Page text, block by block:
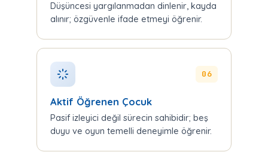
Düşüncesi yargılanmadan dinlenir, kayda
alınır; özgüvenle ifade etmeyi öğrenir.
06
Aktif Öğrenen Çocuk
Pasif izleyici değil sürecin sahibidir; beş
duyu ve oyun temelli deneyimle öğrenir.